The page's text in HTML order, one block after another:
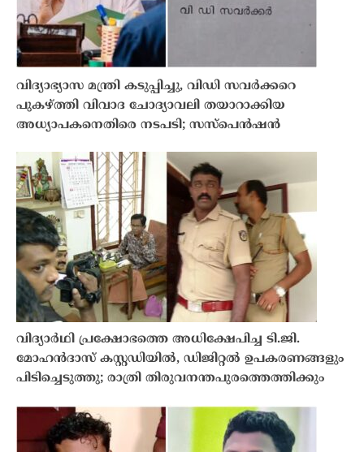
വിദ്യാഭ്യാസ മന്ത്രി കടുപ്പിച്ചു, വിഡി സവർക്കറെ
പുകഴ്ത്തി വിവാദ ചോദ്യാവലി തയാറാക്കിയ
അധ്യാപകനെതിരെ നടപടി; സസ്പെൻഷൻ
വിദ്യാർഥി പ്രക്ഷോഭത്തെ അധിക്ഷേപിച്ച ടി.ജി.
മോഹൻദാസ് കസ്റ്റഡിയിൽ, ഡിജിറ്റൽ ഉപകരണങ്ങളും
പിടിച്ചെടുത്തു; രാത്രി തിരുവനന്തപുരത്തെത്തിക്കും